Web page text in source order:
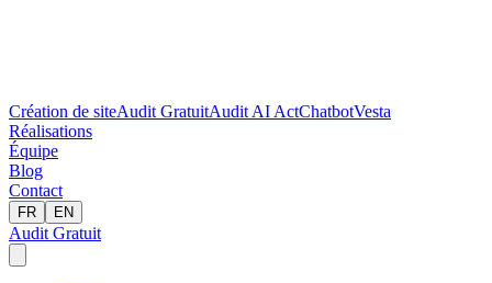
Création de siteAudit GratuitAudit AI ActChatbotVesta
Réalisations
Équipe
Blog
Contact
FR EN
Audit Gratuit